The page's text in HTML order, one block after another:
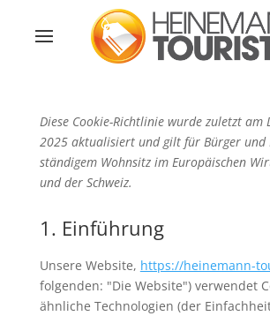
Diese Cookie-Richtlinie wurde zuletzt am
2025 aktualisiert und gilt für Bürger und
ständigem Wohnsitz im Europäischen
und der Schweiz.
1. Einführung
Unsere Website, https://heinemann-
folgenden: "Die Website") verwendet
ähnliche Technologien (der